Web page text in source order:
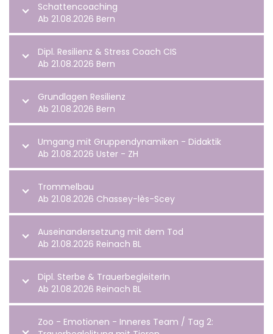
Schattencoaching
Ab 21.08.2026 Bern
Dipl. Resilienz & Stress Coach CIS
Ab 21.08.2026 Bern
Grundlagen Resilienz
Ab 21.08.2026 Bern
Umgang mit Gruppendynamiken - Didaktik
Ab 21.08.2026 Uster - ZH
Trommelbau
Ab 21.08.2026 Chassey-lès-Scey
Auseinandersetzung mit dem Tod
Ab 21.08.2026 Reinach BL
Dipl. Sterbe & TrauerbegleiterIn
Ab 21.08.2026 Reinach BL
Zoo - Emotionen - Inneres Team / Tag 2: